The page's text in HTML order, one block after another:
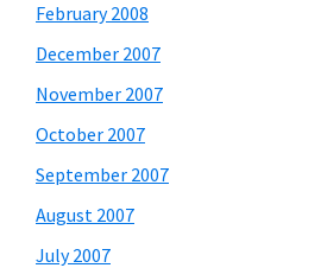
February 2008
December 2007
November 2007
October 2007
September 2007
August 2007
July 2007